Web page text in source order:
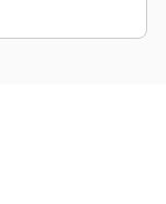
وإعداد التقارير،